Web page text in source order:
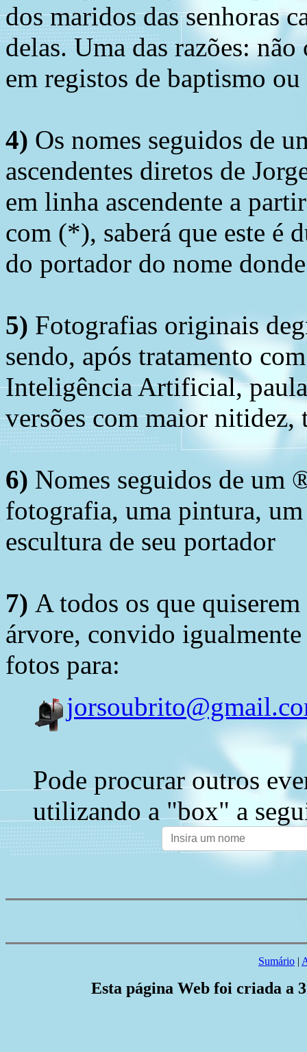
dos maridos das senhoras
delas. Uma das razões:
em registos de baptismo
4) Os nomes seguidos de
ascendentes diretos de
em linha ascendente a
com (*), saberá que este é
do portador do nome
5) Fotografias originais
sendo, após tratamento
Inteligência Artificial,
versões com maior nitidez,
6) Nomes seguidos de um
fotografia, uma pintura,
escultura de seu portador
7) A todos os que
árvore, convido
fotos para:
Pode procurar outros
utilizando a "box" a
Sumário |
Esta página Web foi criada a